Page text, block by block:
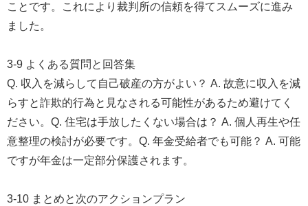
ことです。これにより裁判所の信頼を得てスムーズに進み
ました。
3-9 よくある質問と回答集
Q. 収入を減らして自己破産の方がよい？ A. 故意に収入を減
らすと詐欺的行為と見なされる可能性があるため避けてく
ださい。Q. 住宅は手放したくない場合は？ A. 個人再生や任
意整理の検討が必要です。Q. 年金受給者でも可能？ A. 可能
ですが年金は一定部分保護されます。
3-10 まとめと次のアクションプラン